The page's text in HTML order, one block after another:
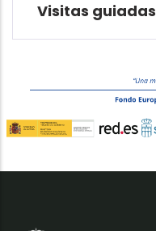
Visitas guiadas